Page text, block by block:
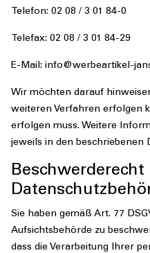
Telefon: 02 08 / 3 01 84-0
Telefax: 02 08 / 3 01 84-29
E-Mail: info@werbeartikel-
Wir möchten darauf
weiteren Verfahren erfolgen
erfolgen muss. Weitere
jeweils in den beschriebenen
Beschwerderecht
Sie haben gemäß Art. 77
Aufsichtsbehörde zu
dass die Verarbeitung Ihrer